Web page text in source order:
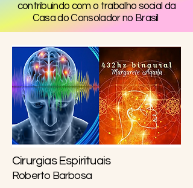
contribuindo com o trabalho social da
Casa do Consolador no Brasil
Cirurgias Espirituais
Roberto Barbosa